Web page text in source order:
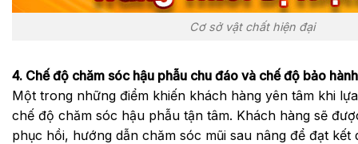
Cơ sở vật chất hiện đại
4. Chế độ chăm sóc hậu phẫu chu đáo và chế độ bảo
Một trong những điểm khiến khách hàng yên tâm khi
chế độ chăm sóc hậu phẫu tận tâm. Khách hàng sẽ
phục hồi, hướng dẫn chăm sóc mũi sau nâng để đạt kết